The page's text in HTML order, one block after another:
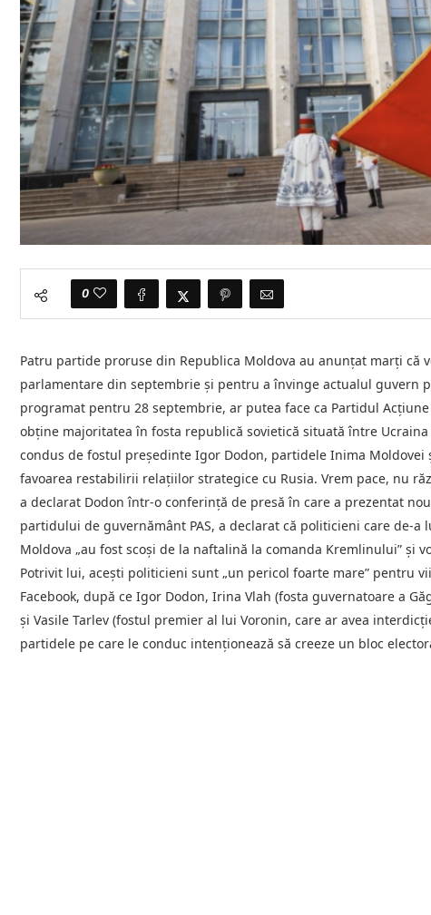
0
Patru partide proruse din Republica Moldova au anunţat marţi că
parlamentare din septembrie şi pentru a învinge actualul guvern
programat pentru 28 septembrie, ar putea face ca Partidul
obţine majoritatea în fosta republică sovietică situată între
condus de fostul preşedinte Igor Dodon, partidele Inima
favoarea restabilirii relaţiilor strategice cu Rusia. Vrem pace, nu
a declarat Dodon într-o conferinţă de presă în care a prezentat
partidului de guvernământ PAS, a declarat că politicieni care de-
Moldova „au fost scoşi de la naftalină la comanda Kremlinului” şi
Potrivit lui, aceşti politicieni sunt „un pericol foarte mare” pentru
Facebook, după ce Igor Dodon, Irina Vlah (fosta guvernatoare a
şi Vasile Tarlev (fostul premier al lui Voronin, care ar avea
partidele pe care le conduc intenţionează să creeze un bloc